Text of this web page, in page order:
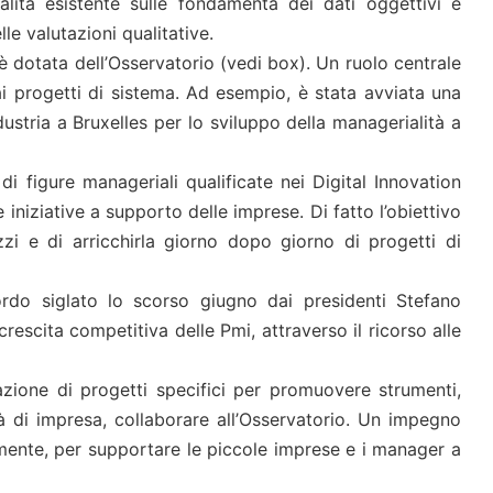
valutazioni qualitative.
dotata dell’Osservatorio (vedi box). Un ruolo centrale
progetti di sistema. Ad esempio, è stata avviata una
a Bruxelles per lo sviluppo della managerialità a
figure manageriali qualificate nei Digital Innovation
iniziative a supporto delle imprese. Di fatto l’obiettivo
e di arricchirla giorno dopo giorno di progetti di
siglato lo scorso giugno dai presidenti Stefano
competitiva delle Pmi, attraverso il ricorso alle
di progetti specifici per promuovere strumenti,
impresa, collaborare all’Osservatorio. Un impegno
per supportare le piccole imprese e i manager a